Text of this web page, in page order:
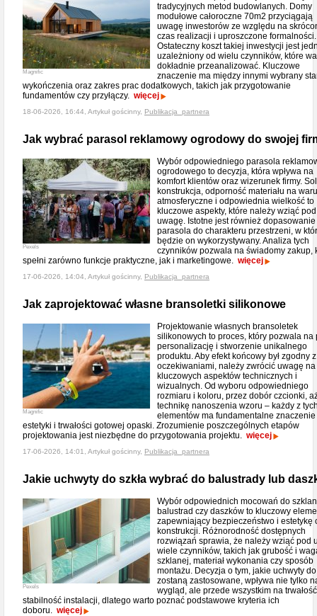
Magnific
tradycyjnych metod budowlanych. Domy
modułowe całoroczne 70m2 przyciągają
uwagę inwestorów ze względu na
czas realizacji i uproszczone formalności.
Ostateczny koszt takiej inwestycji jest
uzależniony od wielu czynników, które
dokładnie przeanalizować. Kluczowe
znaczenie ma między innymi wybrany
wykończenia oraz zakres prac dodatkowych, takich jak przygotowanie
fundamentów czy przyłączy. więcej
18-06-2026, 16:44, Artykuł gościnny, Publikacja_partnera
Jak wybrać parasol reklamowy ogrodowy do swojej
Pexels
Wybór odpowiedniego parasola
ogrodowego to decyzja, która wpływa na
komfort klientów oraz wizerunek firmy.
konstrukcja, odporność materiału na
atmosferyczne i odpowiednia wielkość to
kluczowe aspekty, które należy wziąć pod
uwagę. Istotne jest również dopasowanie
parasola do charakteru przestrzeni, w
będzie on wykorzystywany. Analiza tych
czynników pozwala na świadomy zakup,
spełni zarówno funkcje praktyczne, jak i marketingowe. więcej
17-06-2026, 14:04, Artykuł gościnny, Publikacja_partnera
Jak zaprojektować własne bransoletki silikonowe
Magnific
Projektowanie własnych bransoletek
silikonowych to proces, który pozwala na
personalizację i stworzenie unikalnego
produktu. Aby efekt końcowy był zgodny z
oczekiwaniami, należy zwrócić uwagę
kluczowych aspektów technicznych i
wizualnych. Od wyboru odpowiedniego
rozmiaru i koloru, przez dobór czcionki,
technikę nanoszenia wzoru – każdy z
elementów ma fundamentalne
estetyki i trwałości gotowej opaski. Zrozumienie poszczególnych etapów
projektowania jest niezbędne do przygotowania projektu. więcej
17-06-2026, 14:01, Artykuł gościnny, Publikacja_partnera
Jakie uchwyty do szkła wybrać do balustrady lub
Pexels
Wybór odpowiednich mocowań do
balustrad czy daszków to kluczowy
zapewniający bezpieczeństwo i estetykę
konstrukcji. Różnorodność dostępnych
rozwiązań sprawia, że należy wziąć pod
wiele czynników, takich jak grubość i
szklanej, materiał wykonania czy sposób
montażu. Decyzja o tym, jakie uchwyty do
zostaną zastosowane, wpływa nie tylko
wygląd, ale przede wszystkim na
stabilność instalacji, dlatego warto poznać podstawowe kryteria ich
doboru. więcej